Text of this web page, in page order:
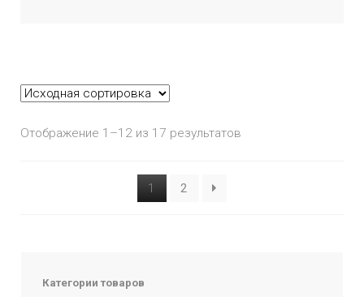
Отображение 1–12 из 17 результатов
1 2
Категории товаров